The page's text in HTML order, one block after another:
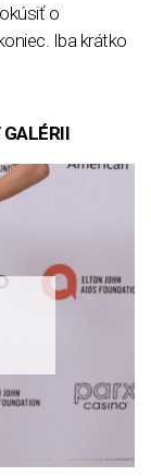
o
Iba krátko